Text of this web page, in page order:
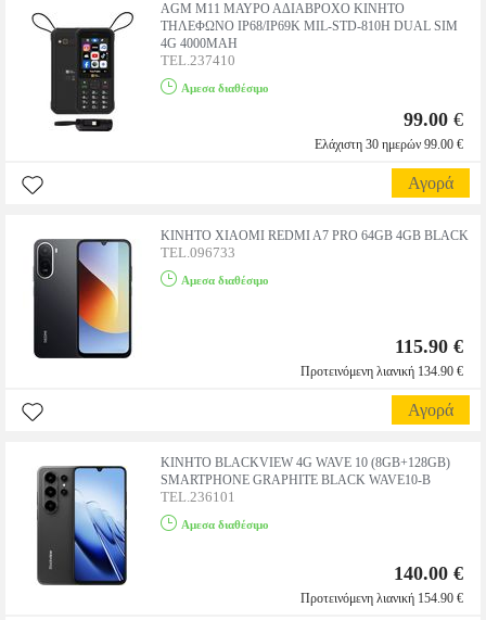
AGM M11 ΜΑΥΡΟ ΑΔΙΑΒΡΟΧΟ ΚΙΝΗΤΟ
ΤΗΛΕΦΩΝΟ IP68/IP69K MIL-STD-810H DUAL SIM
4G 4000MAH
TEL.237410
Αμεσα διαθέσιμο
99.00 €
Ελάχιστη 30 ημερών 99.00 €
Αγορά
ΚΙΝΗΤΟ XIAOMI REDMI A7 PRO 64GB 4GB BLACK
TEL.096733
Αμεσα διαθέσιμο
115.90 €
Προτεινόμενη λιανική 134.90 €
Αγορά
ΚΙΝΗΤΟ BLACKVIEW 4G WAVE 10 (8GB+128GB)
SMARTPHONE GRAPHITE BLACK WAVE10-B
TEL.236101
Αμεσα διαθέσιμο
140.00 €
Προτεινόμενη λιανική 154.90 €